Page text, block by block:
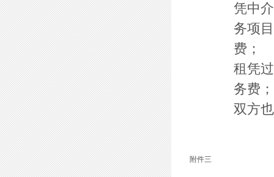
凭中
务项
费
租凭
务费
双方
附件三